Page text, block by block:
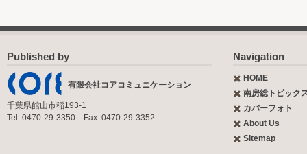
Published by
有限会社コアコミュニケーション
千葉県館山市稲193-1
Tel: 0470-29-3350 Fax: 0470-29-3352
Navigation
HOME
南房総トピック
カバーフォト
About Us
Sitemap